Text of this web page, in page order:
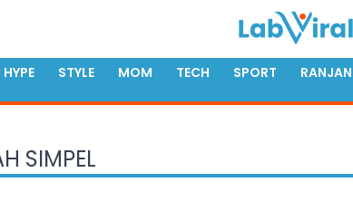
HYPE STYLE MOM TECH SPORT
SIMPEL